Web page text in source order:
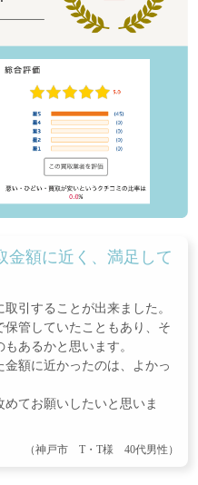
金額に近く、満足して
引することが出来ました。
保管していたこともあり、そ
あるかと思います。
金額に近かったのは、よかっ
めてお願いしたいと思いま
（神戸市 T・T様 40代男性）